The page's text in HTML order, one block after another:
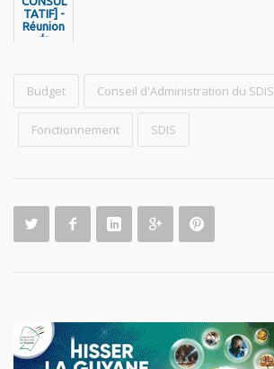
rt Félix
Éboué :
Une
ive pour
les
secours
en
Guyane
TATIF] -
Réunion
de
CTG et
le
CESECE
de
Guyane
Budget Conseil d'Administration du SDIS
Fonctionnement SDIS